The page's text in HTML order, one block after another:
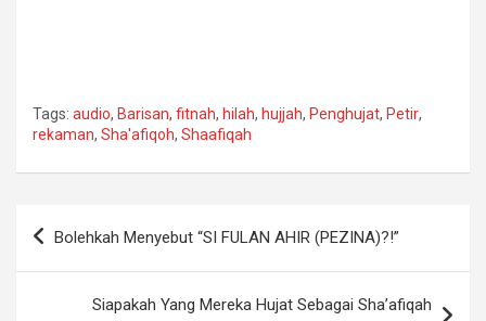
Tags: audio, Barisan, fitnah, hilah, hujjah, Penghujat, Petir,
rekaman, Sha'afiqoh, Shaafiqah
Navigasi
Bolehkah Menyebut “SI FULAN AHIR (PEZINA)?!”
Siapakah Yang Mereka Hujat Sebagai Sha’afiqah